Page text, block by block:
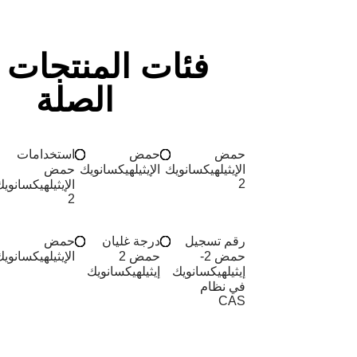
فئات
الصلة
حمض
الإيثيلهيكسانويك
2
حمض
الإيثيلهيكسانويك
استخدامات
حمض
2
رقم تسجيل
حمض 2-
إيثيلهيكسانويك
في نظام
CAS
درجة غليان
حمض 2
إيثيلهيكسانويك
حمض